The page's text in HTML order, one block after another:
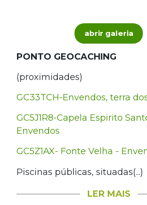
abrir galeria
PONTO GEOCACHING
(proximidades)
GC33TCH-Envendos, terra
GC5J1R8-Capela Espirito
Envendos
GC5Z1AX- Fonte Velha -
Piscinas públicas, situadas(...)
LER MAIS